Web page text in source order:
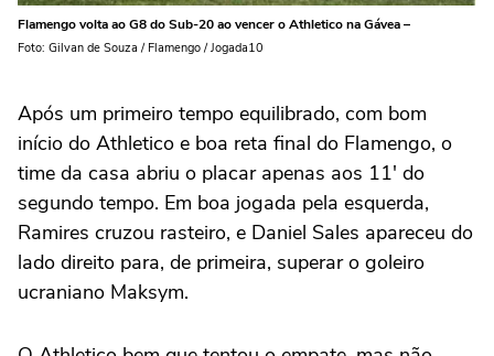
Flamengo volta ao G8 do Sub-20 ao vencer o Athletico na Gávea –
Foto: Gilvan de Souza / Flamengo / Jogada10
Após um primeiro tempo equilibrado, com bom
início do Athletico e boa reta final do Flamengo, o
time da casa abriu o placar apenas aos 11′ do
segundo tempo. Em boa jogada pela esquerda,
Ramires cruzou rasteiro, e Daniel Sales apareceu do
lado direito para, de primeira, superar o goleiro
ucraniano Maksym.